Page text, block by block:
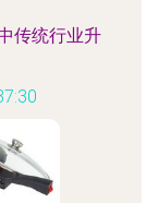
传统行业升